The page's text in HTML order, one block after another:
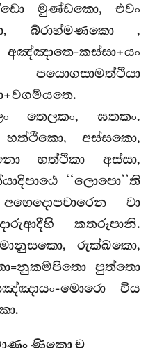
මුණ්ඩකො, එවං
බ්රාහ්මණකො ,
කස්සා+යං
තෙලකං, ඝතකං.
හත්ථිකො, අස්සකො,
හත්ථිකා අස්සා,
‘‘ලොපො’’ති
වා
කතරූපානි.
රුක්ඛකො,
පුත්තො
මොරො විය
ණිකො ච